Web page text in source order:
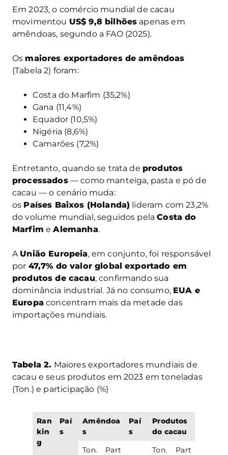
Em 2023, o comércio mundial de cacau
movimentou US$ 9,8 bilhões apenas em
amêndoas, segundo a FAO (2025).
Os maiores exportadores de amêndoas
(Tabela 2) foram:
Costa do Marfim (35,2%)
Gana (11,4%)
Equador (10,5%)
Nigéria (8,6%)
Camarões (7,2%)
Entretanto, quando se trata de produtos
processados— como manteiga, pasta e pó de
cacau — o cenário muda:
os Países Baixos (Holanda) lideram com 23,2%
do volume mundial, seguidos pelaCosta do
Marfim eAlemanha.
A União Europeia, em conjunto, foi responsável
por 47,7% do valor global exportado em
produtos de cacau, confirmando sua
dominância industrial. Já no consumo, EUA e
Europaconcentram mais da metade das
importações mundiais.
Tabela 2. Maiores exportadores mundiais de
cacau e seus produtos em 2023 em toneladas
(Ton.) e participação (%)
Ran
kin
g
Paí
s
Amêndoa
s
Paí
s
Produtos
do cacau
Ton.
Part
Ton.
Part